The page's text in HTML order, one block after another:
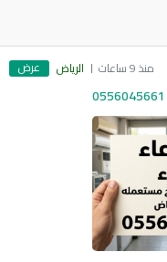
منذ 9 ساعات الرياض عرض